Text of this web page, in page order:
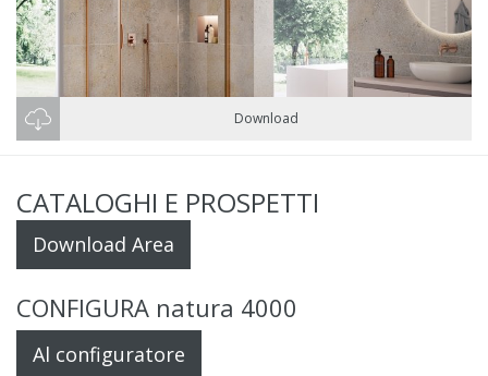
Download
CATALOGHI E PROSPETTI
Download Area
CONFIGURA natura 4000
Al configuratore